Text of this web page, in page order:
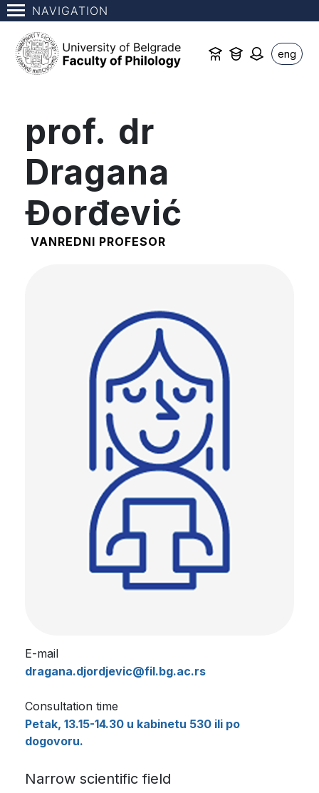
NAVIGATION
eng
prof. dr
Dragana
Đorđević
VANREDNI PROFESOR
E-mail
dragana.djordjevic@fil.bg.ac.rs
Consultation time
Petak, 13.15-14.30 u kabinetu 530 ili po
dogovoru.
Narrow scientific field